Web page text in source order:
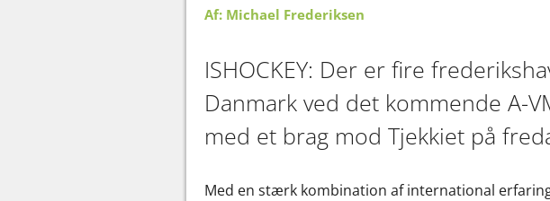
Af: Michael Frederiksen
ISHOCKEY: Der er fire
Danmark ved det kommende A-
med et brag mod Tjekkiet på
Med en stærk kombination af international